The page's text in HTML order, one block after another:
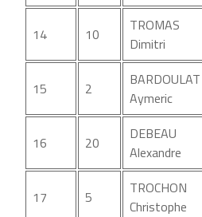
14 10
TROMAS
Dimitri
15 2
BARDOULAT
Aymeric
16 20
DEBEAU
Alexandre
17 5
TROCHON
Christophe